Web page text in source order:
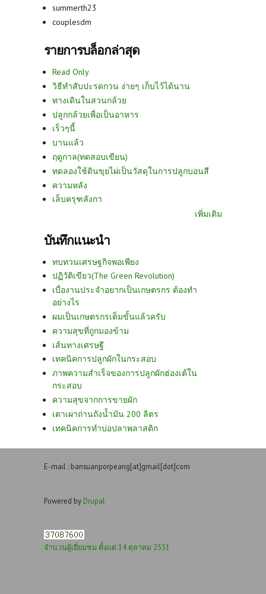
summerth23
couplesdm
รายการบล็อกล่าสุด
Read Only
วิธีทำสับปะรดกวน ง่ายๆ เก็บไว้ได้นาน
ทางเดินในสวนกล้วย
ปลูกกล้วยเพื่อเป็นอาหาร
เร็วๆนี้
บานแล้ว
ฤดูกาล(ทดสอบเขียน)
ทดลองใช้ดินขุยไผ่เป็นวัสดุในการปลูกบอนสี
ความหลัง
เล็บครุฑลังกา
เพิ่มเติม
บันทึกแนะนำ
ทบทวนเศรษฐกิจพอเพียง
ปฏิวัติเขียว(The Green Revolution)
เบื่องานประจำอยากเป็นเกษตรกร ต้องทำ
อย่างไร
ผมเป็นเกษตรกรเต็มขั้นแล้วครับ
ความสุขที่ถูกมองข้าม
เส้นทางเศรษฐี
เทคนิคการปลูกผักในกระสอบ
ภาพความสำเร็จของการปลูกผักฮ่องเต้ใน
กระสอบ
ความสุขจากการขายผัก
เตาเผาถ่านถังน้ำมัน 200 ลิตร
เทคนิคการทำบ่อปลาพลาสติก
E-mail : bansuanporpeang[at]gmail[dot]com
Powered by Drupal
จำนวนผู้เยี่ยมชม ตั้งแต่ 14 ตุลาคม 2551